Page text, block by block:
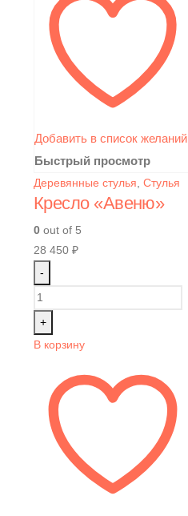
Добавить в список желаний
Быстрый просмотр
Деревянные стулья, Стулья
Кресло «Авеню»
0 out of 5
28 450 ₽
-
+
В корзину